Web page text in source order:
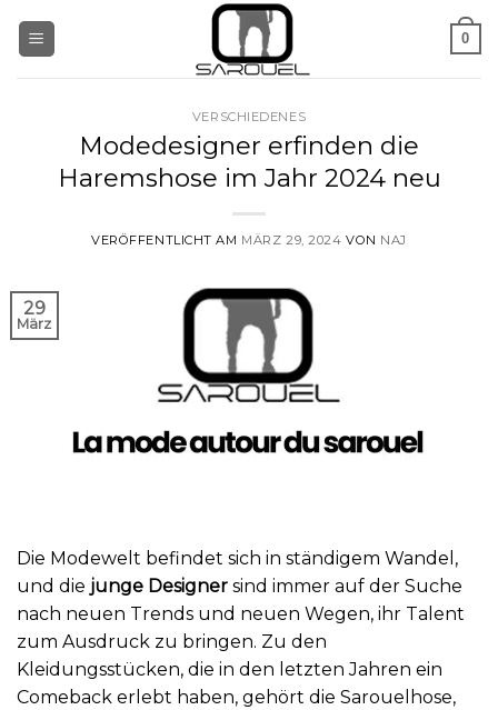
Inhalt
0
VERSCHIEDENES
Modedesigner erfinden die
Haremshose im Jahr 2024 neu
VERÖFFENTLICHT AM MÄRZ 29, 2024 VON NAJ
29
März
Die Modewelt befindet sich in ständigem Wandel,
und die junge Designer sind immer auf der Suche
nach neuen Trends und neuen Wegen, ihr Talent
zum Ausdruck zu bringen. Zu den
Kleidungsstücken, die in den letzten Jahren ein
Comeback erlebt haben, gehört die Sarouelhose,